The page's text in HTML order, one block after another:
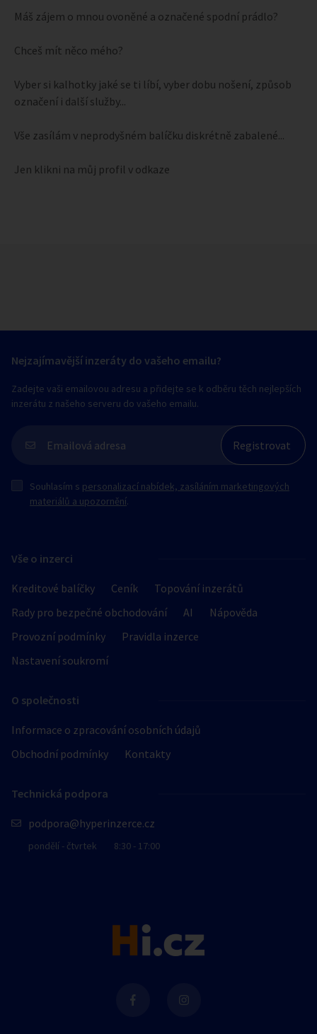
Máš zájem o mnou ovoněné a označené spodní prádlo?
Chceš mít něco mého?
Vyber si kalhotky jaké se ti líbí, vyber dobu nošení, způsob
označení i další služby...
Vše zasílám v neprodyšném balíčku diskrétně zabalené...
Jen klikni na můj profil v odkaze
Vše o inzerci
Kreditové balíčky Ceník
Topování inzerátů
Rady pro bezpečné obchodování
AI
Nápověda
Provozní podmínky
Pravidla inzerce
Nastavení soukromí
O společnosti
Informace o zpracování osobních údajů
Obchodní podmínky
Kontakty
Technická podpora
podpora@hyperinzerce.cz
pondělí - čtvrtek 8:30 - 17:00
Nejzajímavější inzeráty do vašeho emailu?
Zadejte vaši emailovou adresu a přidejte se k odběru těch nejlepších
inzerátu z našeho serveru do vašeho emailu.
Souhlasím s personalizací nabídek, zasíláním marketingových
materiálů a upozornění.